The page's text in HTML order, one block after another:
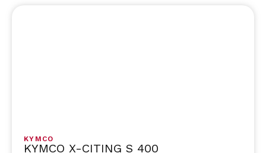
KYMCO
KYMCO X-CITING S 400